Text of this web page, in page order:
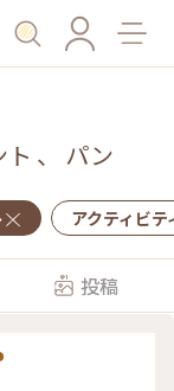
、 パン
アクティビテ
投稿